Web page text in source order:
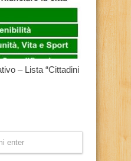
– Lista “Cittadini